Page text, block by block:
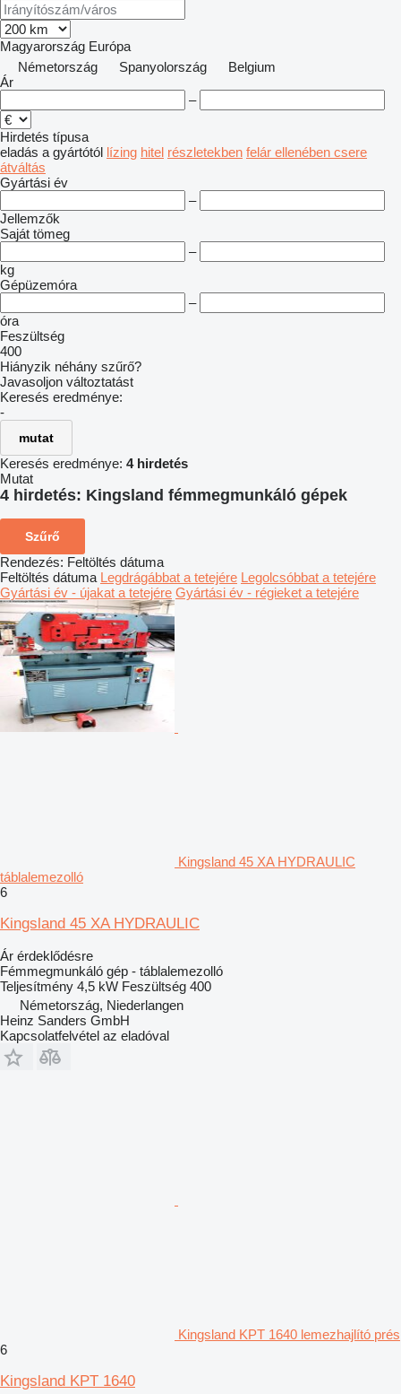
Magyarország Európa
Németország
Spanyolország
Belgium
Ár
–
Hirdetés típusa
eladás a gyártótól lízing hitel részletekben felár ellenében csere
átváltás
Gyártási év
–
Jellemzők
Saját tömeg
–
kg
Gépüzemóra
–
óra
Feszültség
400
Hiányzik néhány szűrő?
Javasoljon változtatást
Keresés eredménye:
-
mutat
Keresés eredménye: 4 hirdetés
Mutat
4 hirdetés: Kingsland fémmegmunkáló gépek
Szűrő
Rendezés: Feltöltés dátuma
Feltöltés dátuma Legdrágábbat a tetejére Legolcsóbbat a tetejére
Gyártási év - újakat a tetejére Gyártási év - régieket a tetejére
Kingsland 45 XA HYDRAULIC
táblalemezolló
6
Kingsland 45 XA HYDRAULIC
Ár érdeklődésre
Fémmegmunkáló gép - táblalemezolló
Teljesítmény 4,5 kW Feszültség 400
Németország, Niederlangen
Heinz Sanders GmbH
Kapcsolatfelvétel az eladóval
Kingsland KPT 1640 lemezhajlító prés
6
Kingsland KPT 1640